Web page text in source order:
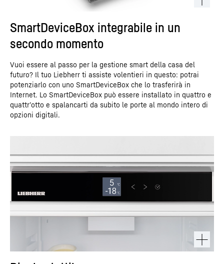
SmartDeviceBox integrabile in un
secondo momento
Vuoi essere al passo per la gestione smart della casa del
futuro? Il tuo Liebherr ti assiste volentieri in questo: potrai
potenziarlo con uno SmartDeviceBox che lo trasferirà in
Internet. Lo SmartDeviceBox può essere installato in quattro e
quattr’otto e spalancarti da subito le porte al mondo intero di
opzioni digitali.